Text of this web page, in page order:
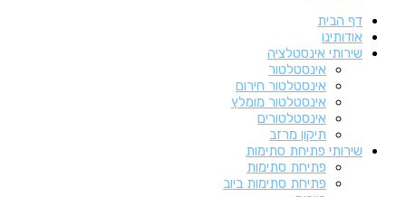
דף הבית
אודותינו
שירותי אינסטלציה
אינסטלטור
אינסטלטור חירום
אינסטלטור מומלץ
אינסטלטורים
תיקון מרזב
שירותי פתיחת סתימות
פתיחת סתימות
פתיחת סתימות ביוב